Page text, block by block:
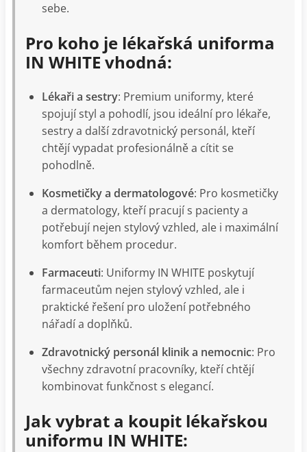
sebe.
Pro koho je lékařská uniforma
IN WHITE vhodná:
Lékaři a sestry: Premium uniformy, které
spojují styl a pohodlí, jsou ideální pro lékaře,
sestry a další zdravotnický personál, kteří
chtějí vypadat profesionálně a cítit se
pohodlně.
Kosmetičky a dermatologové: Pro kosmetičky
a dermatology, kteří pracují s pacienty a
potřebují nejen stylový vzhled, ale i maximální
komfort během procedur.
Farmaceuti: Uniformy IN WHITE poskytují
farmaceutům nejen stylový vzhled, ale i
praktické řešení pro uložení potřebného
nářadí a doplňků.
Zdravotnický personál klinik a nemocnic: Pro
všechny zdravotní pracovníky, kteří chtějí
kombinovat funkčnost s elegancí.
Jak vybrat a koupit lékařskou
uniformu IN WHITE: